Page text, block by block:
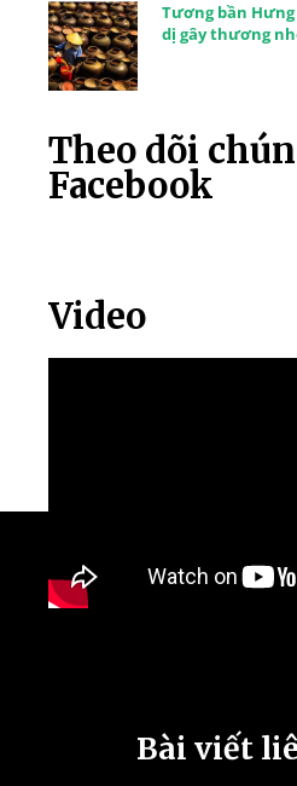
Tương bần
dị gây thương
Theo dõi
Facebook
Video
Bài viết